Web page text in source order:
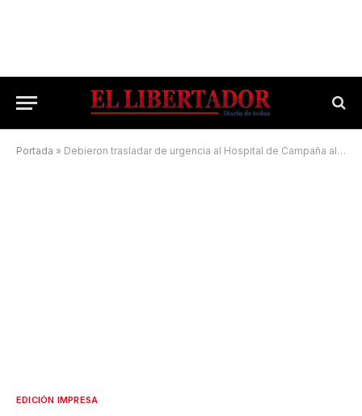
Portada » Debieron trasladar de urgencia al Hospital de Campaña al intendente de Guaviraví, Ariel Méndez Ribeiro
EDICIÓN IMPRESA